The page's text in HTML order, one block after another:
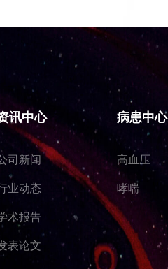
讯中心
司新闻
业动态
术报告
表论文
病患中心
高血压
哮喘